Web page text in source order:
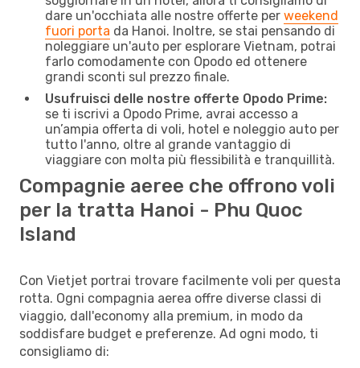
dare un'occhiata alle nostre offerte per weekend
fuori porta da Hanoi. Inoltre, se stai pensando di
noleggiare un'auto per esplorare Vietnam, potrai
farlo comodamente con Opodo ed ottenere
grandi sconti sul prezzo finale.
Usufruisci delle nostre offerte Opodo Prime:
se ti iscrivi a Opodo Prime, avrai accesso a
un’ampia offerta di voli, hotel e noleggio auto per
tutto l'anno, oltre al grande vantaggio di
viaggiare con molta più flessibilità e tranquillità.
Compagnie aeree che offrono voli
per la tratta Hanoi - Phu Quoc
Island
Con Vietjet portrai trovare facilmente voli per questa
rotta. Ogni compagnia aerea offre diverse classi di
viaggio, dall'economy alla premium, in modo da
soddisfare budget e preferenze. Ad ogni modo, ti
consigliamo di: